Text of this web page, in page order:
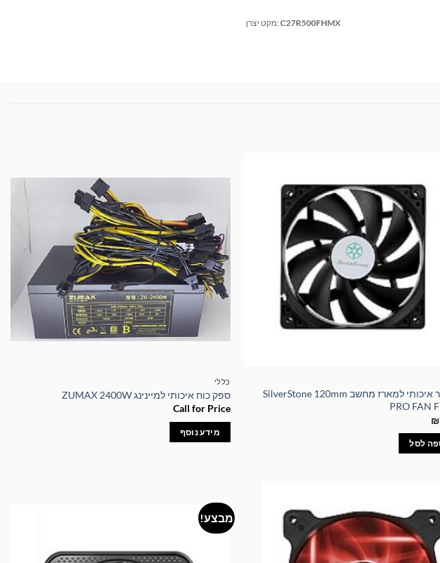
מקט יצרן: C27R500FHMX
מאוורר איכותי למארז מחשב SilverStone 120mm
PRO FAN
₪
לסל
כללי
ספק כוח איכותי למיינינג ZUMAX 2400W
Call for Price
מידע נוסף
מבצע!